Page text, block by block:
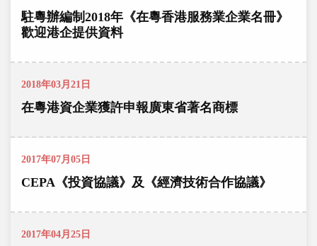
駐粵辦編制2018年《在粵香港服務業企業名冊》
歡迎港企提供資料
2018年03月21日
在粵港資企業獲許申報廣東省著名商標
2017年07月05日
CEPA《投資協議》及《經濟技術合作協議》
2017年04月25日